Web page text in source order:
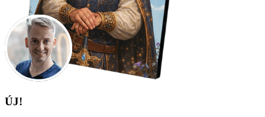
ÚJ!